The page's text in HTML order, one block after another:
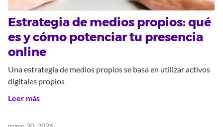
Estrategia de medios propios: qué
es y cómo potenciar tu presencia
online
Una estrategia de medios propios se basa en utilizar activos
digitales propios
Leer más